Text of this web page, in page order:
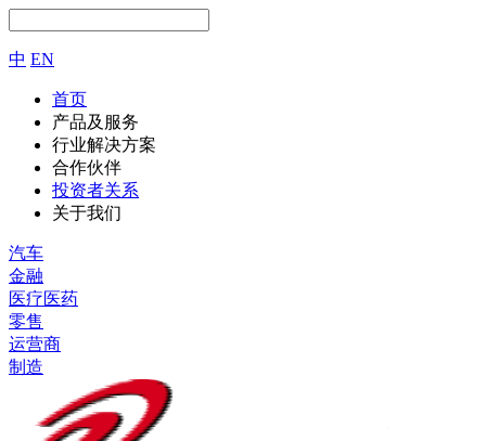
中 EN
首页
产品及服务
行业解决方案
合作伙伴
投资者关系
关于我们
汽车
金融
医疗医药
零售
运营商
制造